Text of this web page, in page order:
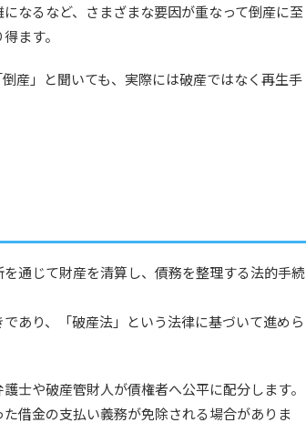
なるなど、さまざまな要因が重なって倒産に至
ます。
産」と聞いても、実際には破産ではなく再生手
通じて財産を清算し、債務を整理する法的手続
あり、「破産法」という法律に基づいて進めら
士や破産管財人が債権者へ公平に配分します。
借金の支払い義務が免除される場合がありま